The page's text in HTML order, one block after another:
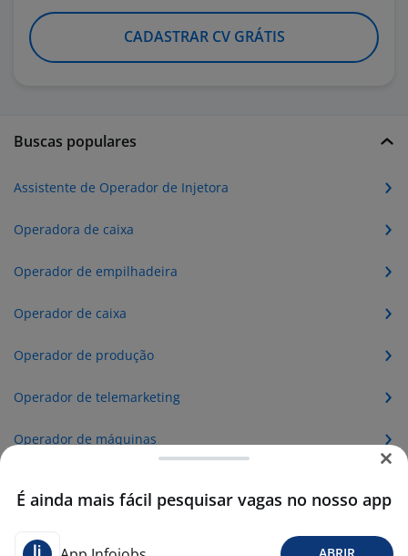
CADASTRAR CV GRÁTIS
Buscas populares
Assistente de Operador de Injetora
Operadora de caixa
Operador de empilhadeira
Operador de caixa
Operador de produção
Operador de telemarketing
Operador de máquinas
É ainda mais fácil pesquisar vagas no nosso app